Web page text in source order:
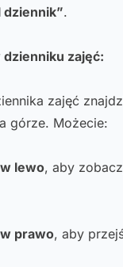
dziennik”.
dzienniku zajęć:
zajęć
górze. Możecie:
w lewo, aby
w prawo, aby